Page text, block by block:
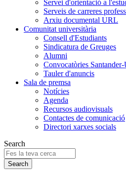
Servei d'orientació a
Serveis de carreres
Arxiu documental URL
Comunitat universitària
Consell d'Estudiants
Sindicatura de Greuges
Alumni
Convocatòries
Tauler d'anuncis
Sala de premsa
Notícies
Agenda
Recursos audiovisuals
Contactes de comunicació
Directori xarxes socials
Search